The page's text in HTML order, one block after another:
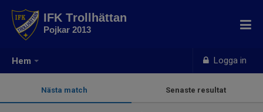
Hem Logga in
IFK Trollhättan
Pojkar 2013
Nästa match Senaste resultat